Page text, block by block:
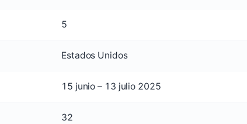
5
Estados Unidos
15 junio – 13 julio 2025
32